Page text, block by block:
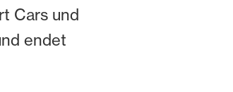
Cars und
endet